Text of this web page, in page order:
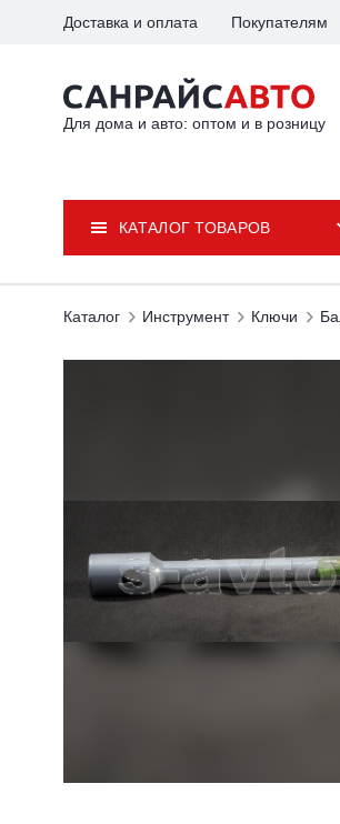
Доставка и оплата Покупателям
Для дома и авто: оптом и в розницу
КАТАЛОГ ТОВАРОВ
Каталог Инструмент Ключи